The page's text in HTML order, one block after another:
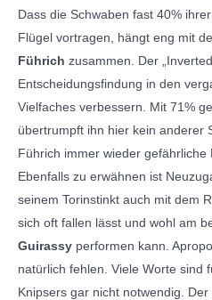
Dass die Schwaben fast 40%
Flügel vortragen, hängt eng mit
Führich zusammen. Der
Entscheidungsfindung in den
Vielfaches verbessern. Mit 71%
übertrumpft ihn hier kein anderer
Führich immer wieder gefährliche
Ebenfalls zu erwähnen ist
seinem Torinstinkt auch mit dem
sich oft fallen lässt und wohl am
Guirassy performen kann.
natürlich fehlen. Viele Worte sind
Knipsers gar nicht notwendig.